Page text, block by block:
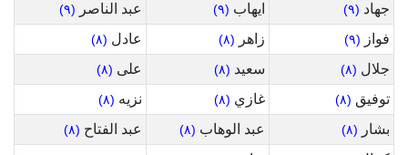
جهاد (٩) ايهاب (٩) عبد الناصر (٩)
فواز (٩) زاهر (٨) عادل (٨)
جلال (٨) سعيد (٨) على (٨)
توفيق (٨) غازي (٨) نزيه (٨)
بشار (٨) عبد الوهاب (٨) عبد الفتاح (٨)